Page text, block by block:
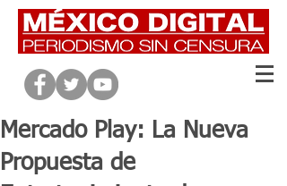
Mercado Play: La Nueva
Propuesta de